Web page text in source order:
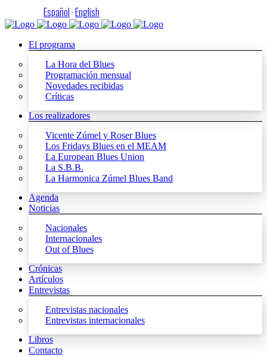
Español·English
El programa
La Hora del Blues
Programación mensual
Novedades recibidas
Críticas
Los realizadores
Vicente Zúmel y Roser Blues
Los Fridays Blues en el MEAM
La European Blues Union
La S.B.B.
La Harmonica Zúmel Blues Band
Agenda
Noticias
Nacionales
Internacionales
Out of Blues
Crónicas
Artículos
Entrevistas
Entrevistas nacionales
Entrevistas internacionales
Libros
Contacto